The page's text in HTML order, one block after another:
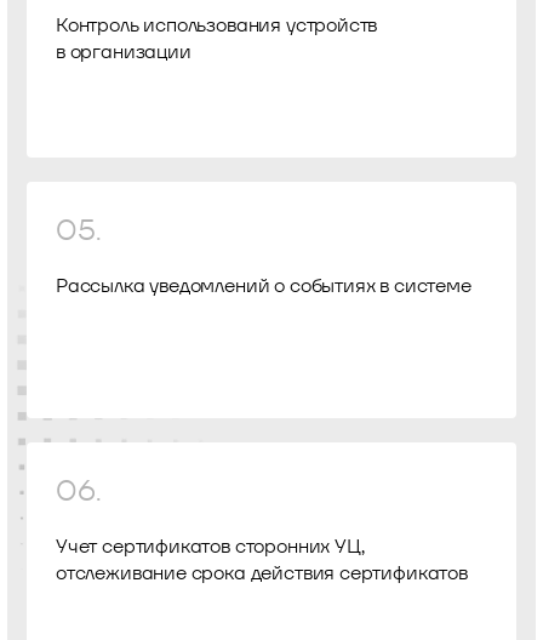
Контроль использования устройств
в организации
05.
Рассылка уведомлений о событиях в системе
06.
Учет сертификатов сторонних УЦ,
отслеживание срока действия сертификатов